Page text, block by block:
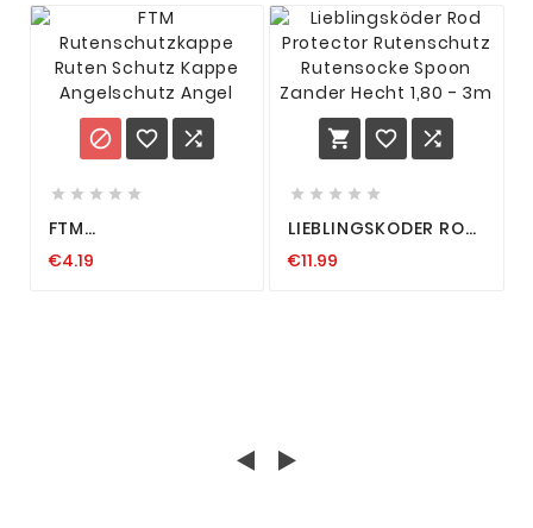
  
    
FTM
RUTEN SCHUTZ KAPPE
€4.19
  
    
LIEBLINGSKÖDER ROD
RUTENSCHUTZ
€11.99